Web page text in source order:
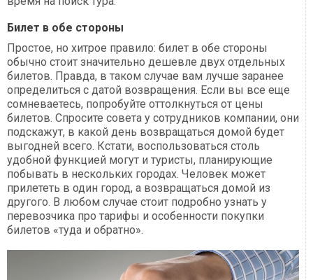
Билет в обе стороны
Простое, но хитрое правило: билет в обе стороны
обычно стоит значительно дешевле двух отдельных
билетов. Правда, в таком случае вам лучше заранее
определиться с датой возвращения. Если вы все еще
сомневаетесь, попробуйте оттолкнуться от цены
билетов. Спросите совета у сотрудников компании, они
подскажут, в какой день возвращаться домой будет
выгодней всего. Кстати, воспользоваться столь
удобной функцией могут и туристы, планирующие
побывать в нескольких городах. Человек может
прилететь в один город, а возвращаться домой из
другого. В любом случае стоит подробно узнать у
перевозчика про тарифы и особенности покупки
билетов «туда и обратно».